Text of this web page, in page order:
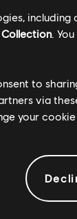
including
.
to
via
your